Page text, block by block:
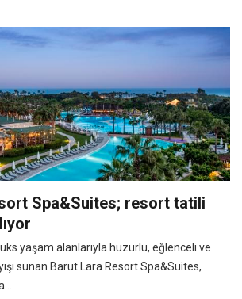
Spa&Suites; resort tatili
lüks yaşam alanlarıyla huzurlu, eğlenceli ve
sunan Barut Lara Resort Spa&Suites,